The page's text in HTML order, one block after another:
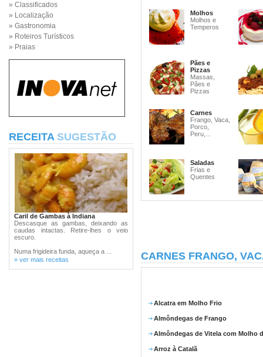
» Classificados
» Localização
» Gastronomia
» Roteiros Turísticos
» Praias
RECEITA SUGESTÃO
Caril de Gambas à Indiana
Descasque as gambas, deixando as
caudas intactas. Retire-lhes o veio
escuro.
Numa frigideira funda, aqueça a ...
» ver mais receitas
Molhos
Molhos e
Temperos
Pães e
Pizzas
Massas,
Pães e
Pizzas
Carnes
Frango, Vaca,
Porco,
Peru,...
Saladas
Frias e
Quentes
CARNES FRANGO,
Alcatra em Molho Frio
Almôndegas de Frango
Almôndegas de Vitela com Molho
Arroz à Catalã